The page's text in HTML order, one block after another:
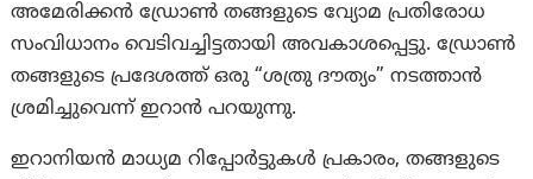
അമേരിക്കൻ ഡ്രോൺ തങ്ങളുടെ വ്യോമ പ്രതിരോധ
സംവിധാനം വെടിവച്ചിട്ടതായി അവകാശപ്പെട്ടു. ഡ്രോൺ
തങ്ങളുടെ പ്രദേശത്ത് ഒരു “ശത്രു ദൗത്യം” നടത്താൻ
ശ്രമിച്ചുവെന്ന് ഇറാൻ പറയുന്നു.
ഇറാനിയൻ മാധ്യമ റിപ്പോർട്ടുകൾ പ്രകാരം, തങ്ങളുടെ